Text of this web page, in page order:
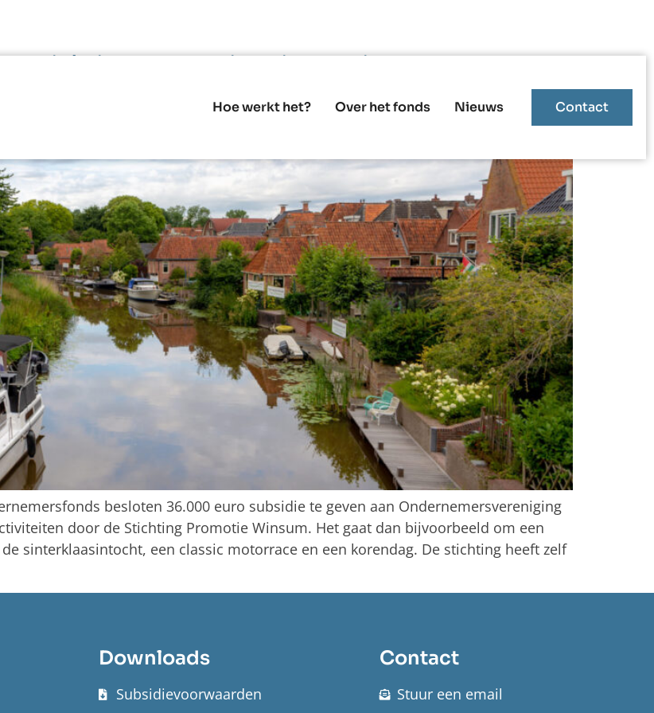
Hoe werkt het? Over het fonds Nieuws Contact
Stichting Promotie Winsum in 2024
besloten 36.000 euro subsidie te geven aan Ondernemersvereniging
door de Stichting Promotie Winsum. Het gaat dan bijvoorbeeld om een
sinterklaasintocht, een classic motorrace en een korendag. De stichting heeft zelf
Downloads
Subsidievoorwaarden
Contact
Stuur een email